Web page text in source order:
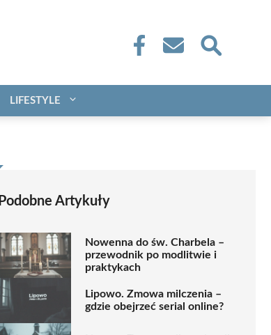
LIFESTYLE
Podobne Artykuły
Nowenna do św. Charbela –
przewodnik po modlitwie i
praktykach
Lipowo. Zmowa milczenia –
gdzie obejrzeć serial online?